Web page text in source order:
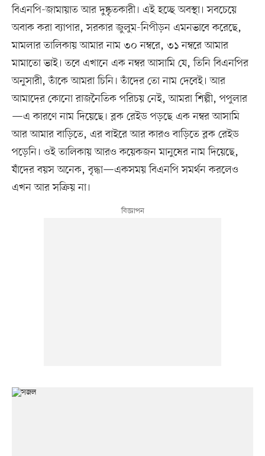
বিএনপি-জামায়াত আর দুষ্কৃতকারী। এই হচ্ছে অবস্থা। সবচেয়ে
অবাক করা ব্যাপার, সরকার জুলুম-নিপীড়ন এমনভাবে করেছে,
মামলার তালিকায় আমার নাম ৩০ নম্বরে, ৩১ নম্বরে আমার
মামাতো ভাই। তবে এখানে এক নম্বর আসামি যে, তিনি বিএনপির
অনুসারী, তাঁকে আমরা চিনি। তাঁদের তো নাম দেবেই। আর
আমাদের কোনো রাজনৈতিক পরিচয় নেই, আমরা শিল্পী, পপুলার
—এ কারণে নাম দিয়েছে। ব্লক রেইড পড়ছে এক নম্বর আসামি
আর আমার বাড়িতে, এর বাইরে আর কারও বাড়িতে ব্লক রেইড
পড়েনি। ওই তালিকায় আরও কয়েকজন মানুষের নাম দিয়েছে,
যাঁদের বয়স অনেক, বৃদ্ধা—একসময় বিএনপি সমর্থন করলেও
এখন আর সক্রিয় না।